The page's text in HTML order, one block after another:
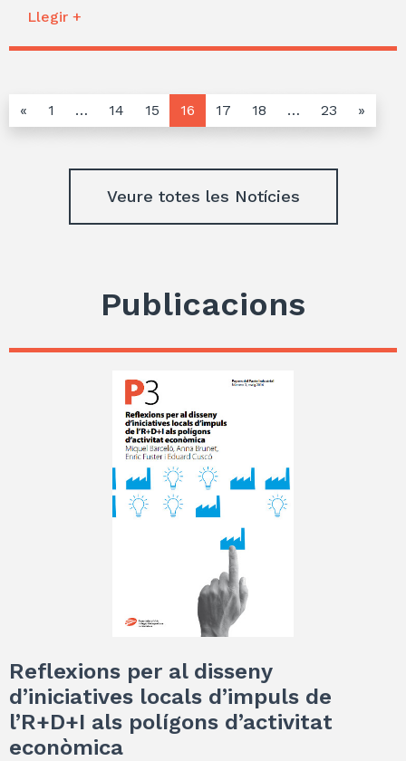
Llegir +
« 1 … 14 15 16 17 18 … 23 »
Veure totes les Notícies
Publicacions
Reflexions per al disseny
d’iniciatives locals d’impuls de
l’R+D+I als polígons d’activitat
econòmica